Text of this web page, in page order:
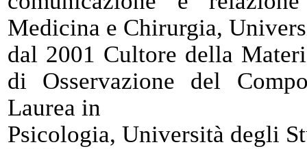
Medicina e Chirurgia,
dal 2001 Cultore della
di Osservazione del
Laurea in
Psicologia, Università degli